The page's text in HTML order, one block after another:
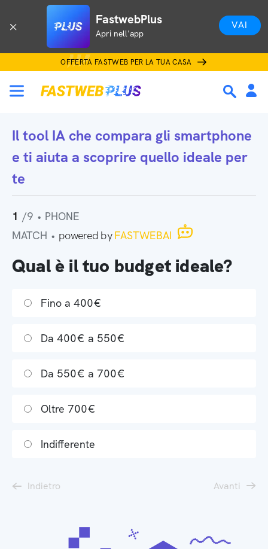
FastwebPlus
Apri nell'app
VAI
OFFERTA FASTWEB PER LA TUA CASA
Il tool IA che compara gli smartphone
e ti aiuta a scoprire quello ideale per
te
1 /9 • PHONE
MATCH • powered byFASTWEBAI
Qual è il tuo budget ideale?
Fino a 400€
Da 400€ a 550€
Da 550€ a 700€
Oltre 700€
Indifferente
Indietro Avanti